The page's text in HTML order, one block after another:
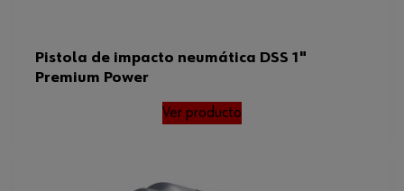
Pistola de impacto neumática DSS 1"
Premium Power
Ver producto